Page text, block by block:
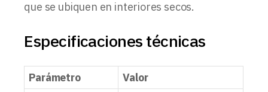
que se ubiquen en interiores secos.
Especificaciones técnicas
Parámetro
Valor